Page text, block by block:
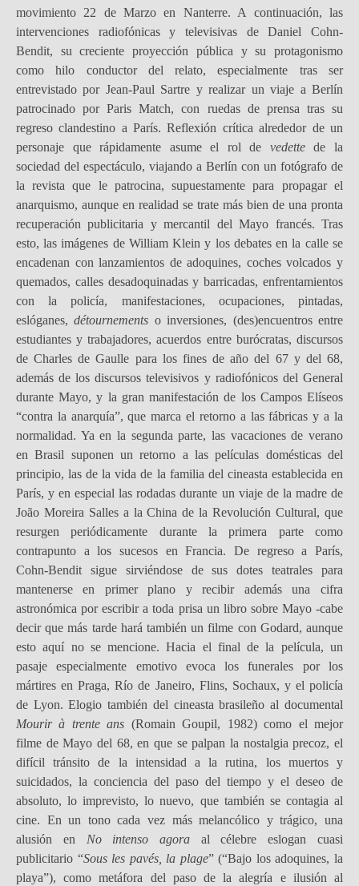
movimiento 22 de Marzo en Nanterre. A continuación, las
intervenciones radiofónicas y televisivas de Daniel Cohn-
Bendit, su creciente proyección pública y su protagonismo
como hilo conductor del relato, especialmente tras ser
entrevistado por Jean-Paul Sartre y realizar un viaje a Berlín
patrocinado por Paris Match, con ruedas de prensa tras su
regreso clandestino a París. Reflexión crítica alrededor de un
personaje que rápidamente asume el rol de vedettede la
sociedad del espectáculo, viajando a Berlín con un fotógrafo de
la revista que le patrocina, supuestamente para propagar el
anarquismo, aunque en realidad se trate más bien de una pronta
recuperación publicitaria y mercantil del Mayo francés. Tras
esto, las imágenes de William Klein y los debates en la calle se
encadenan con lanzamientos de adoquines, coches volcados y
quemados, calles desadoquinadas y barricadas, enfrentamientos
con la policía, manifestaciones, ocupaciones, pintadas,
eslóganes,détournements o inversiones, (des)encuentros entre
estudiantes y trabajadores, acuerdos entre burócratas, discursos
de Charles de Gaulle para los fines de año del 67 y del 68,
además de los discursos televisivos y radiofónicos del General
durante Mayo, y la gran manifestación de los Campos Elíseos
“contra la anarquía”, que marca el retorno a las fábricas y a la
normalidad. Ya en la segunda parte, las vacaciones de verano
en Brasil suponen un retorno a las películas domésticas del
principio, las de la vida de la familia del cineasta establecida en
París, y en especial las rodadas durante un viaje de la madre de
João Moreira Salles a la China de la Revolución Cultural, que
resurgen periódicamente durante la primera parte como
contrapunto a los sucesos en Francia. De regreso a París,
Cohn-Bendit sigue sirviéndose de sus dotes teatrales para
mantenerse en primer plano y recibir además una cifra
astronómica por escribir a toda prisa un libro sobre Mayo -cabe
decir que más tarde hará también un filme con Godard, aunque
esto aquí no se mencione. Hacia el final de la película, un
pasaje especialmente emotivo evoca los funerales por los
mártires en Praga, Río de Janeiro, Flins, Sochaux, y el policía
de Lyon. Elogio también del cineasta brasileño al documental
Mourir à trente ans (Romain Goupil, 1982) como el mejor
filme de Mayo del 68, en que se palpan la nostalgia precoz, el
difícil tránsito de la intensidad a la rutina, los muertos y
suicidados, la conciencia del paso del tiempo y el deseo de
absoluto, lo imprevisto, lo nuevo, que también se contagia al
cine. En un tono cada vez más melancólico y trágico, una
alusión en No intenso agora al célebre eslogan cuasi
publicitario “Sous les pavés, la plage” (“Bajo los adoquines, la
playa”), como metáfora del paso de la alegría e ilusión al